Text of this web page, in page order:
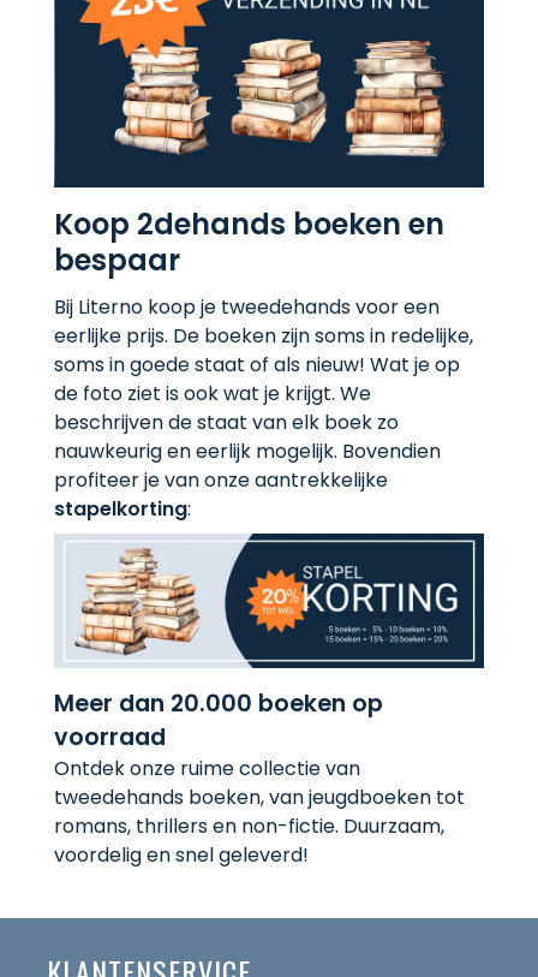
Koop 2dehands boeken en
bespaar
Bij Literno koop je tweedehands voor een
eerlijke prijs. De boeken zijn soms in redelijke,
soms in goede staat of als nieuw! Wat je op
de foto ziet is ook wat je krijgt. We
beschrijven de staat van elk boek zo
nauwkeurig en eerlijk mogelijk. Bovendien
profiteer je van onze aantrekkelijke
stapelkorting:
Meer dan 20.000 boeken op
voorraad
Ontdek onze ruime collectie van
tweedehands boeken, van jeugdboeken tot
romans, thrillers en non-fictie. Duurzaam,
voordelig en snel geleverd!